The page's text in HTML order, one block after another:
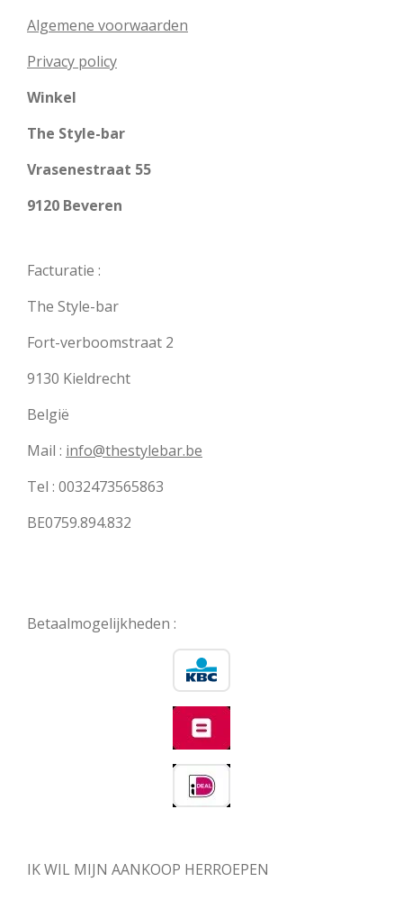
Algemene voorwaarden
Privacy policy
Winkel
The Style-bar
Vrasenestraat 55
9120 Beveren
Facturatie :
The Style-bar
Fort-verboomstraat 2
9130 Kieldrecht
België
Mail : info@thestylebar.be
Tel : 0032473565863
BE0759.894.832
Betaalmogelijkheden :
IK WIL MIJN AANKOOP HERROEPEN